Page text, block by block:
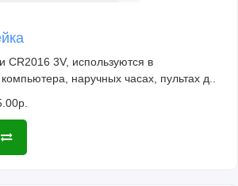
CR2016 3V, используются в
наручных часах, пультах д..